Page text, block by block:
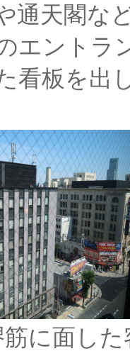
通天閣な
エントラ
看板を出
に面し